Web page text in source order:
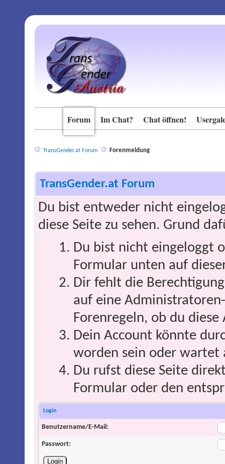
Forum Im Chat? Chat öffnen!
TransGender.at Forum Forenmeldung
TransGender.at Forum
Du bist entweder nicht
diese Seite zu sehen. Grund
Du bist nicht eingeloggt
Formular unten auf
Dir fehlt die
auf eine
Forenregeln, ob du
Dein Account könnte
worden sein oder wartet
Du rufst diese Seite
Formular oder den
Login
Benutzername/E-Mail:
Passwort: